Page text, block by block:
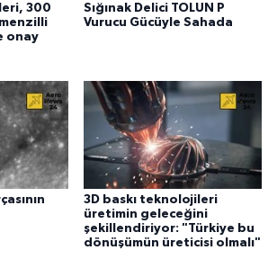
300
onay
Sığınak Delici TOLUN P
Vurucu Gücüyle Sahada
3D baskı teknolojileri
üretimin geleceğini
şekillendiriyor: "Türkiye bu
dönüşümün üreticisi olmalı"